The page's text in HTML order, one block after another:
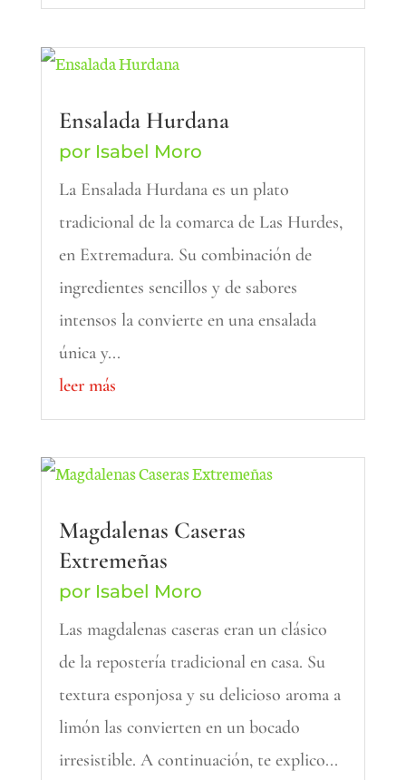
Ensalada Hurdana
por Isabel Moro
La Ensalada Hurdana es un plato
tradicional de la comarca de Las Hurdes,
en Extremadura. Su combinación de
ingredientes sencillos y de sabores
intensos la convierte en una ensalada
única y...
leer más
Magdalenas Caseras
Extremeñas
por Isabel Moro
Las magdalenas caseras eran un clásico
de la repostería tradicional en casa. Su
textura esponjosa y su delicioso aroma a
limón las convierten en un bocado
irresistible. A continuación, te explico...